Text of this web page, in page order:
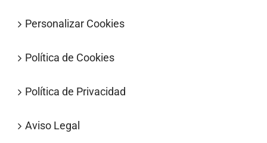
Personalizar Cookies
Política de Cookies
Política de Privacidad
Aviso Legal